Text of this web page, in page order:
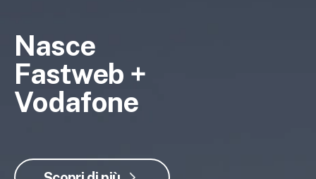
Nasce
Fastweb +
Vodafone